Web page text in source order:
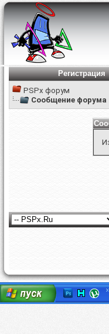
Регистрация
PSPx форум
Сообщение форума